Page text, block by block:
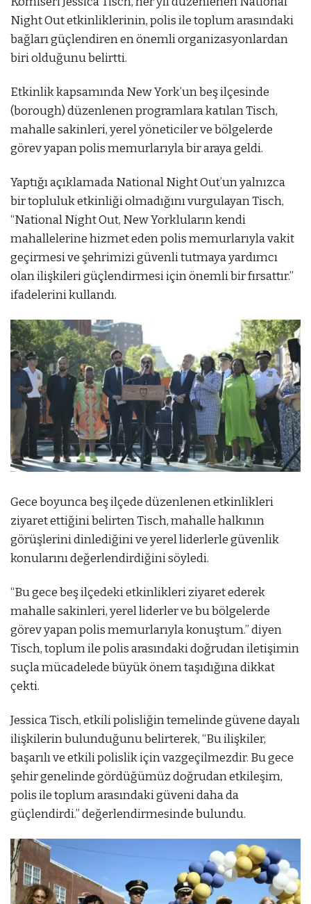
Night Out etkinliklerinin, polis ile toplum arasındaki
bağları güçlendiren en önemli organizasyonlardan
biri olduğunu belirtti.
Etkinlik kapsamında New York’un beş ilçesinde
(borough) düzenlenen programlara katılan Tisch,
mahalle sakinleri, yerel yöneticiler ve bölgelerde
görev yapan polis memurlarıyla bir araya geldi.
Yaptığı açıklamada National Night Out’un yalnızca
bir topluluk etkinliği olmadığını vurgulayan Tisch,
“National Night Out, New Yorkluların kendi
mahallelerine hizmet eden polis memurlarıyla vakit
geçirmesi ve şehrimizi güvenli tutmaya yardımcı
olan ilişkileri güçlendirmesi için önemli bir fırsattır.”
ifadelerini kullandı.
Gece boyunca beş ilçede düzenlenen etkinlikleri
ziyaret ettiğini belirten Tisch, mahalle halkının
görüşlerini dinlediğini ve yerel liderlerle güvenlik
konularını değerlendirdiğini söyledi.
“Bu gece beş ilçedeki etkinlikleri ziyaret ederek
mahalle sakinleri, yerel liderler ve bu bölgelerde
görev yapan polis memurlarıyla konuştum.” diyen
Tisch, toplum ile polis arasındaki doğrudan iletişimin
suçla mücadelede büyük önem taşıdığına dikkat
çekti.
Jessica Tisch, etkili polisliğin temelinde güvene dayalı
ilişkilerin bulunduğunu belirterek, “Bu ilişkiler,
başarılı ve etkili polislik için vazgeçilmezdir. Bu gece
şehir genelinde gördüğümüz doğrudan etkileşim,
polis ile toplum arasındaki güveni daha da
güçlendirdi.” değerlendirmesinde bulundu.